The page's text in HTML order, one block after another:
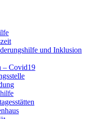
und Inklusion
– Covid19